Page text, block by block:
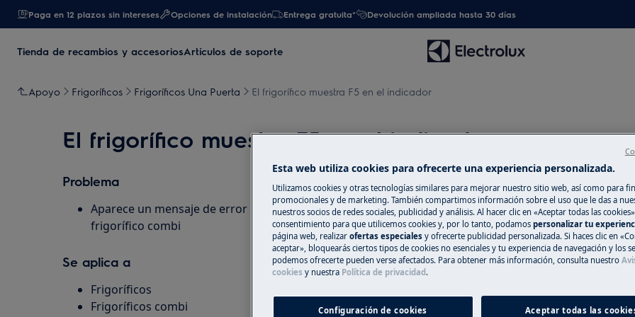
Paga en 12 plazos sin intereses Opciones de instalación Entrega gratuita* Devolución ampliada hasta 30 días
Tienda de recambios y accesoriosArtículos de soporte
Apoyo Frigoríficos Frigoríficos Una Puerta El frigorífico muestra F5 en el indicador
El frigorífico muestra F5 en el indicador
Problema
Aparece un mensaje de error F3, F4 o F5 en el indicador de mi frigorífico /
frigorífico combi
Se aplica a
Frigoríficos
Frigoríficos combi
Repuestos y
Encuentra
electrodoméstico
recíbelos
A la tienda en
Esta web utiliza cookies para ofrecerte una experiencia personalizada.
Utilizamos cookies y otras tecnologías similares para mejorar nuestro sitio web, así como para
promocionales y de marketing. También compartimos información sobre el uso que le das a
nuestros socios de redes sociales, publicidad y análisis. Al hacer clic en «Aceptar todas las
consentimiento para que utilicemos cookies y, por lo tanto, podamos personalizar tu
página web, realizar ofertas especiales y ofrecerte publicidad personalizada. Si haces clic en
aceptar», bloquearás ciertos tipos de cookies no esenciales y tu experiencia de navegación y los
podemos ofrecerte pueden verse afectados. Para obtener más información, consulta nuestro
cookies y nuestra Política de privacidad .
Configuración de cookies Aceptar todas las